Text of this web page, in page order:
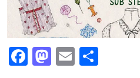
Facebook
Mastodon
Email